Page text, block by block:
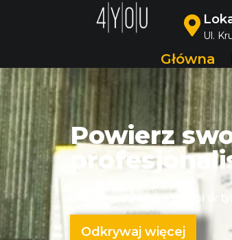
Ul.
Główna
Powierz
Staramy się być najlepsi w
Odkrywaj więcej